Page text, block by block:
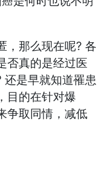
，那么现在呢? 各
否真的是经过医
是早就知道罹患
目的在针对爆
争取同情，减低